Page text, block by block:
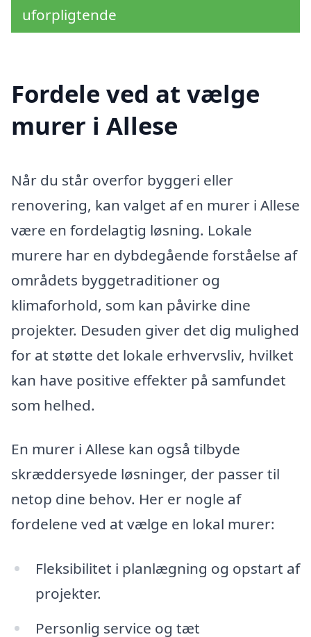
uforpligtende
Fordele ved at vælge
murer i Allese
Når du står overfor byggeri eller
renovering, kan valget af en murer i Allese
være en fordelagtig løsning. Lokale
murere har en dybdegående forståelse af
områdets byggetraditioner og
klimaforhold, som kan påvirke dine
projekter. Desuden giver det dig mulighed
for at støtte det lokale erhvervsliv, hvilket
kan have positive effekter på samfundet
som helhed.
En murer i Allese kan også tilbyde
skræddersyede løsninger, der passer til
netop dine behov. Her er nogle af
fordelene ved at vælge en lokal murer:
Fleksibilitet i planlægning og opstart af
projekter.
Personlig service og tæt